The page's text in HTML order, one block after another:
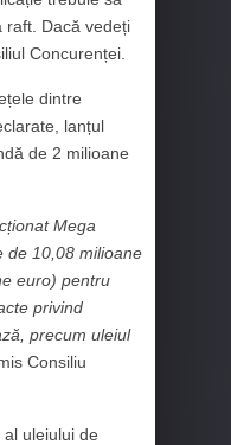
raft. Dacă vedeți
Concurenței.
dintre
lanțul
de 2 milioane
Mega
de 10,08 milioane
euro) pentru
privind
precum uleiul
Consiliu
uleiului de